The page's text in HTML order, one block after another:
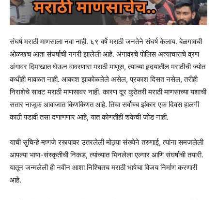
संघर्ष मराठी माणसाला नवा नाही. ६९ वर्षे मराठी जनतेने संघर्ष केलाय. बेळगावची
ओळखच आता संघर्षाची नगरी झालेली आहे. अंगावरचे पोलिस अत्याचाराचे व्रण
अंगावर दिमाखात घेऊन वावरणारा मराठी माणूस, त्याच्या हृदयातील मराठीची ज्योत
कधीही मावळत नाही. आकाश झाकोळलेले असेल, प्रकाश दिसत नसेल, तरीही
निराशेचे सावट मराठी माणसावर नाही. कारण दूर कुठेतरी मराठी माणसाच्या यशाची
सतार नाजूक आवाजात किणकिणत आहे. तिचा सर्वोच्च झंकार एक दिवस हालगी
काठी पडावी तसा दणाणणार आहे, यात कोणतीही शंकेची जोड नाही.
याची सुचिन्हे म्हणजे रस्त्यावर उतरलेली मोठ्या संख्येने तरुणाई, त्यांना समजलेली
आपल्या भाषा-संस्कृतीची निकड, त्यांच्यात भिनलेला एल्गार आणि संघर्षाची तयारी.
यातून जन्मलेली ही नवीन आशा निश्चितच मराठी भाषेचा विजय निर्माण करणारी
आहे.